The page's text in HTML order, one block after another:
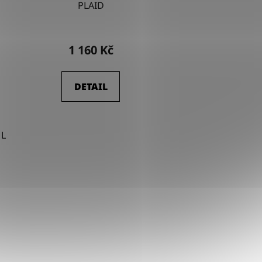
PLAID
1 160 Kč
DETAIL
L